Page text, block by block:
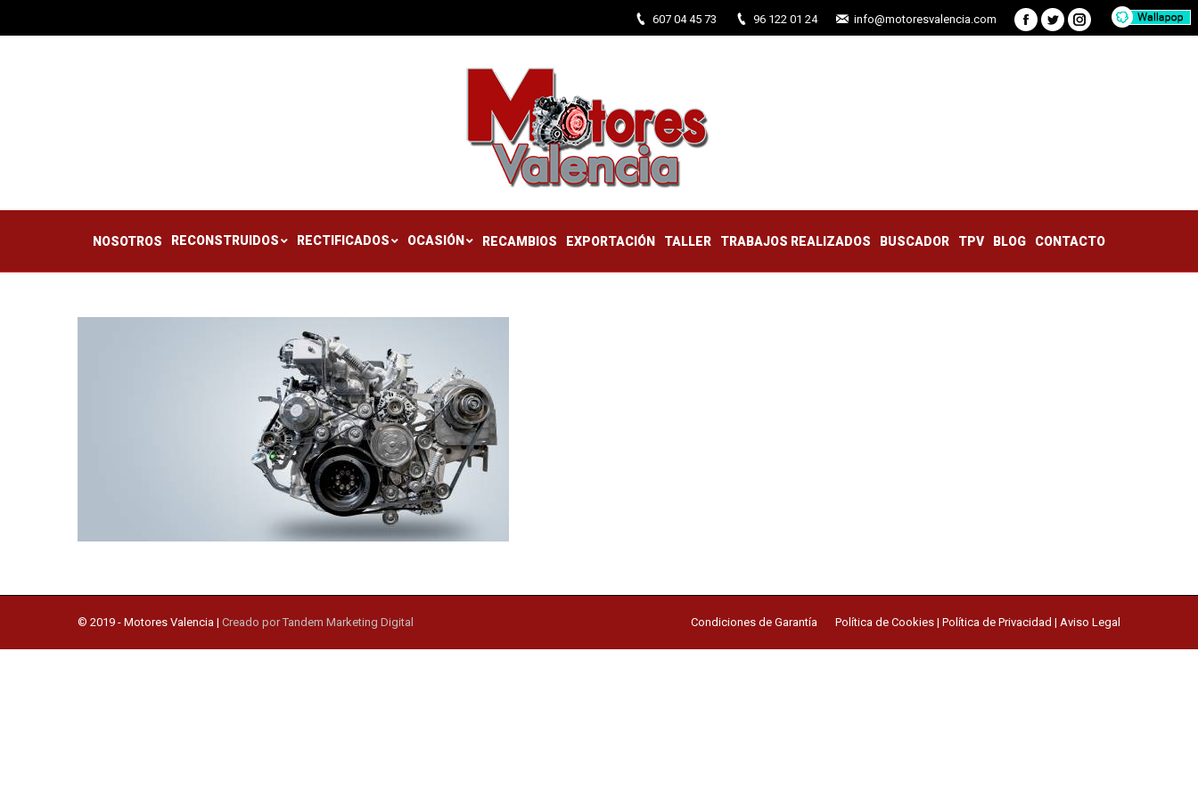
607 04 45 73 96 122 01 24 info@motoresvalencia.com
Facebook
TwitterInstagram
NOSOTROS RECONSTRUIDOS RECTIFICADOS OCASIÓN RECAMBIOS EXPORTACIÓN TALLER TRABAJOS REALIZADOS BUSCADOR TPV BLOG CONTACTO
© 2019 - Motores Valencia | Creado por Tandem Marketing Digital Condiciones de Garantía Política de Cookies | Política de Privacidad | Aviso Legal
NOSOTROS RECONSTRUIDOS RECTIFICADOS OCASIÓN RECAMBIOS EXPORTACIÓN TALLER TRABAJOS REALIZADOS BUSCADOR TPV BLOG CONTACTO